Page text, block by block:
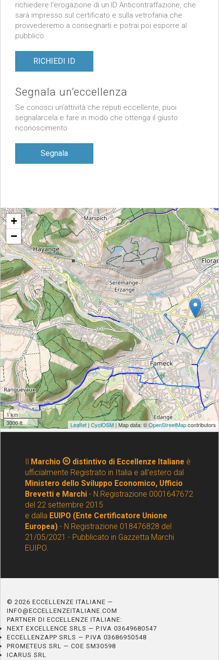
richiedere l’erogazione di un ID Anticontraffazione, che
sarà impresso sul certificato e sulla vetrofania che
provvederemo a consegnarti e potrai poi esporre al
pubblico.
RICHIEDI ID
Segnala un’eccellenza
Se conosci un’attività che reputi eccellente, puoi
segnalarcela e fare in modo che ottenga il giusto
riconoscimento
Segnala
Marchio distintivo di Eccellenze Italianeè
ufficialmente Registrato in Italia e all'estero dal
Ministero dello Sviluppo Economico, Ufficio
Brevetti e Marchi - N.Registrazione 0001647672
del 22 settembre 2015
e dalla EUIPO (Ente Certificatore Unione
Europea) - N Registrazione 018476828 del
21/05/2021 - Pubblicato in Gazzetta Marchi
EUIPO.
© 2026 ECCELLENZE ITALIANE —
INFO@ECCELLENZEITALIANE.COM
PARTNER DI ECCELLENZE ITALIANE:
NEXT EXCELLENCE SRLS — P.IVA 03649680547
ECCELLENZAPP SRLS — P.IVA 03686950548
PROMETEUS SRL — COE SM30598
ICARUS SRL